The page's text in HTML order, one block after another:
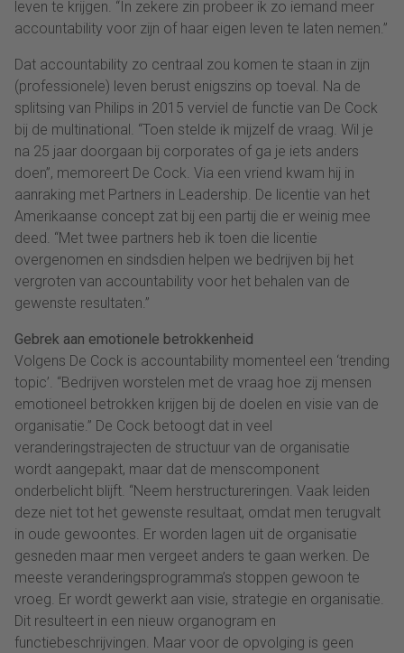
leven te krijgen. “In zekere zin probeer ik zo iemand meer
accountability voor zijn of haar eigen leven te laten nemen.”
Dat accountability zo centraal zou komen te staan in zijn
(professionele) leven berust enigszins op toeval. Na de
splitsing van Philips in 2015 verviel de functie van De Cock
bij de multinational. “Toen stelde ik mijzelf de vraag. Wil je
na 25 jaar doorgaan bij corporates of ga je iets anders
doen”, memoreert De Cock. Via een vriend kwam hij in
aanraking met Partners in Leadership. De licentie van het
Amerikaanse concept zat bij een partij die er weinig mee
deed. “Met twee partners heb ik toen die licentie
overgenomen en sindsdien helpen we bedrijven bij het
vergroten van accountability voor het behalen van de
gewenste resultaten.”
Gebrek aan emotionele betrokkenheid
Volgens De Cock is accountability momenteel een ‘trending
topic’. “Bedrijven worstelen met de vraag hoe zij mensen
emotioneel betrokken krijgen bij de doelen en visie van de
organisatie.” De Cock betoogt dat in veel
veranderingstrajecten de structuur van de organisatie
wordt aangepakt, maar dat de menscomponent
onderbelicht blijft. “Neem herstructureringen. Vaak leiden
deze niet tot het gewenste resultaat, omdat men terugvalt
in oude gewoontes. Er worden lagen uit de organisatie
gesneden maar men vergeet anders te gaan werken. De
meeste veranderingsprogramma’s stoppen gewoon te
vroeg. Er wordt gewerkt aan visie, strategie en organisatie.
Dit resulteert in een nieuw organogram en
functiebeschrijvingen. Maar voor de opvolging is geen